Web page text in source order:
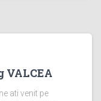
VALCEA
ati venit pe